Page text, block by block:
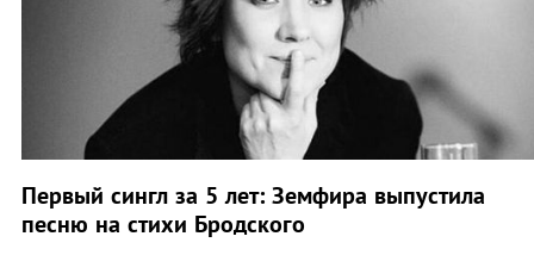
Первый сингл за 5 лет: Земфира выпустила
песню на стихи Бродского